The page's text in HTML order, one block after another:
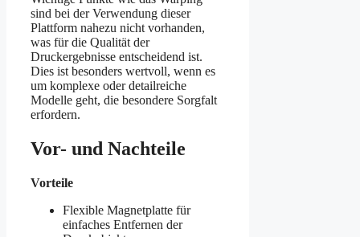
sind bei der Verwendung dieser
Plattform nahezu nicht vorhanden,
was für die Qualität der
Druckergebnisse entscheidend ist.
Dies ist besonders wertvoll, wenn es
um komplexe oder detailreiche
Modelle geht, die besondere Sorgfalt
erfordern.
Vor- und Nachteile
Vorteile
Flexible Magnetplatte für
einfaches Entfernen der